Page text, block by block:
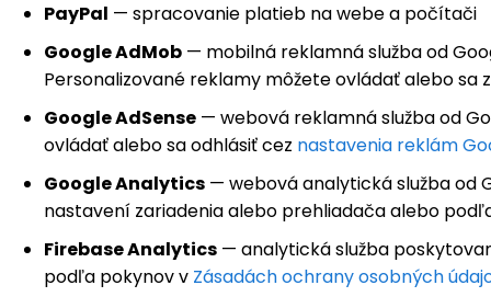
PayPal — spracovanie platieb na webe a počítači
Google AdMob — mobilná reklamná služba od
Personalizované reklamy môžete ovládať alebo
Google AdSense — webová reklamná služba od
ovládať alebo sa odhlásiť cez nastavenia reklám
Google Analytics — webová analytická služba od
nastavení zariadenia alebo prehliadača alebo
Firebase Analytics — analytická služba
podľa pokynov v Zásadách ochrany osobných